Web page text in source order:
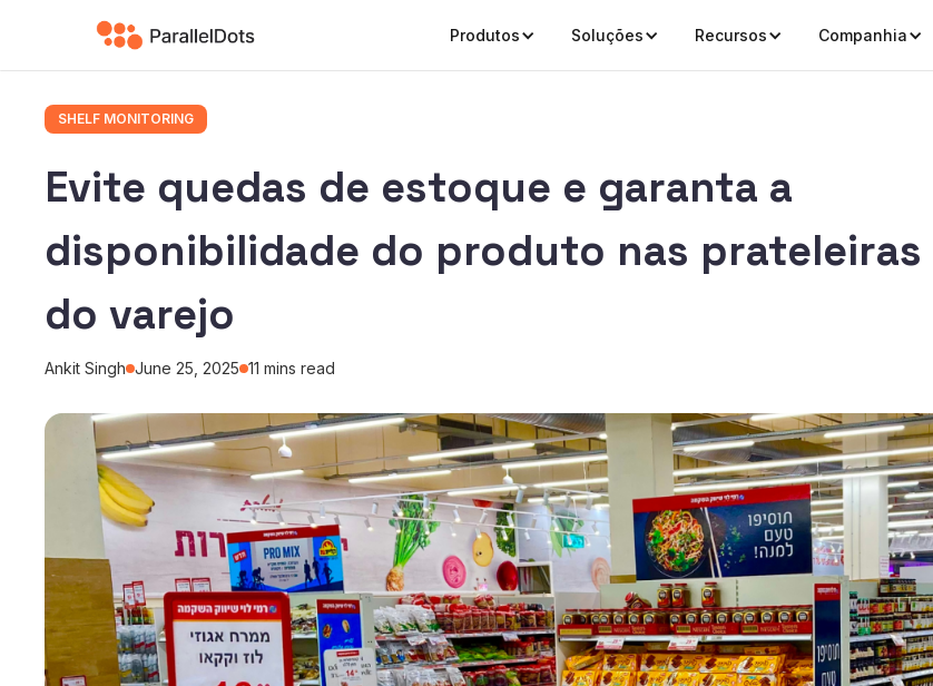
Produtos Soluções Recursos Companhia
SHELF MONITORING
Evite quedas de estoque e garanta a
disponibilidade do produto nas prateleiras
do varejo
Ankit Singh June 25, 2025 11 mins read